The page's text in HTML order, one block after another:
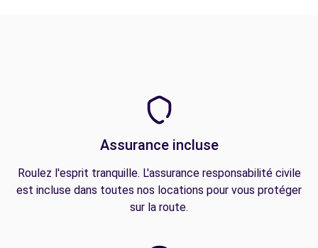
Assurance incluse
Roulez l'esprit tranquille. L'assurance responsabilité civile
est incluse dans toutes nos locations pour vous protéger
sur la route.